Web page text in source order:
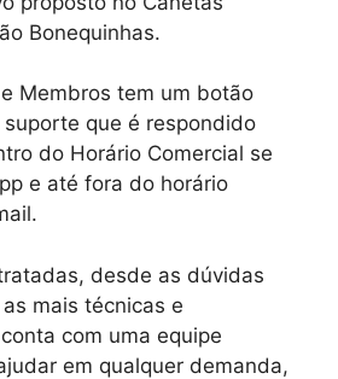
Bonequinhas.
Membros tem um botão
que é respondido
do Horário Comercial se
e até fora do horário
desde as dúvidas
mais técnicas e
com uma equipe
em qualquer demanda,